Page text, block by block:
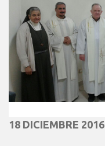
18 DICIEMBRE 2016